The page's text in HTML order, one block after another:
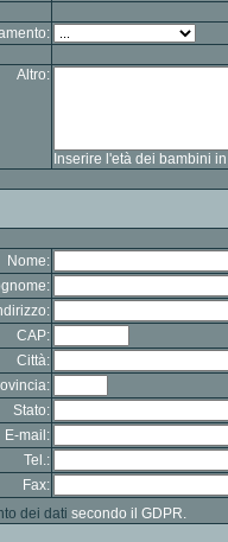
Altro:
Inserire l'età dei bambini
Nome:
CAP:
Città:
Stato:
E-mail:
Tel.:
Fax:
dei dati secondo il GDPR.